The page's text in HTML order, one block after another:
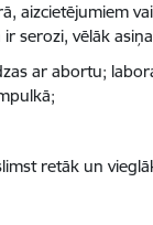
aizcietējumiem
serozi, vēlāk
ar abortu;
retāk un